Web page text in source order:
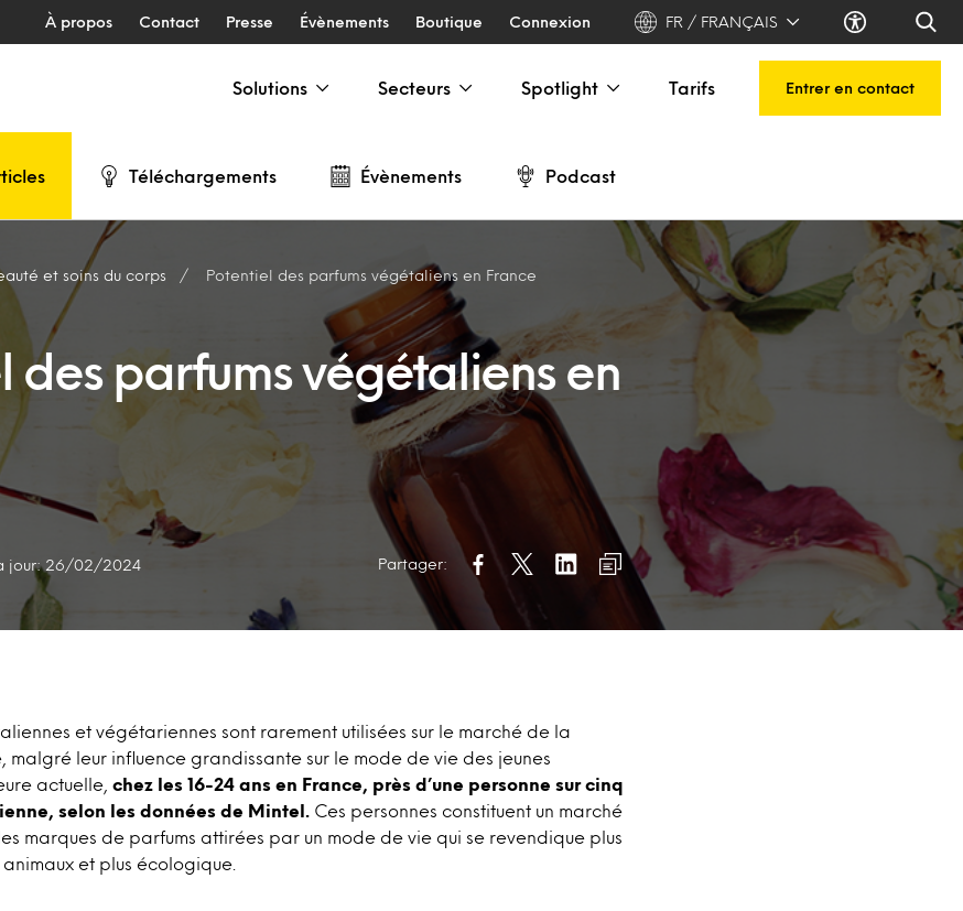
À propos Contact Presse Évènements Boutique Connexion FR / FRANÇAIS
Solutions Secteurs Spotlight Tarifs Entrer en contact
Téléchargements Évènements Podcast
et soins du corps Potentiel des parfums végétaliens en France
des parfums végétaliens en
jour: 26/02/2024 Partager:
et végétariennes sont rarement utilisées sur le marché de la
malgré leur influence grandissante sur le mode de vie des jeunes
actuelle,
chez les 16-24 ans en France, près d’une personne sur cinq
selon les données de Mintel.
Ces personnes constituent un marché
marques de parfums attirées par un mode de vie qui se revendique plus
animaux et plus écologique.